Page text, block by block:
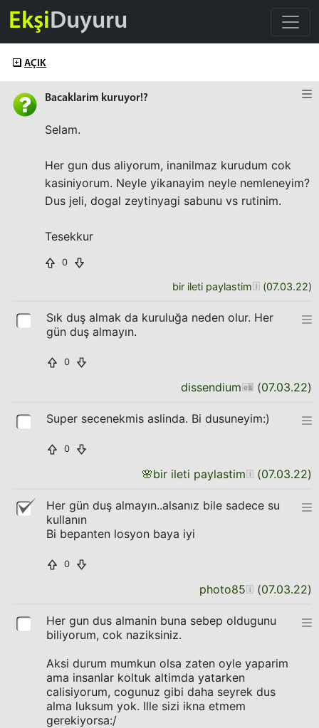
EkşiDuyuru
AÇIK
Bacaklarim kuruyor!?
Selam.
Her gun dus aliyorum, inanilmaz kurudum cok
kasiniyorum. Neyle yikanayim neyle nemleneyim?
Dus jeli, dogal zeytinyagi sabunu vs rutinim.
Tesekkur
0
bir ileti paylastim (07.03.22)
Sık duş almak da kuruluğa neden olur. Her
gün duş almayın.
0
dissendium (07.03.22)
Super secenekmis aslinda. Bi dusuneyim:)
0
🌸bir ileti paylastim (07.03.22)
Her gün duş almayın..alsanız bile sadece su
kullanın
Bi bepanten losyon baya iyi
0
photo85 (07.03.22)
Her gun dus almanin buna sebep oldugunu
biliyorum, cok naziksiniz.
Aksi durum mumkun olsa zaten oyle yaparim
ama insanlar koltuk altimda yatarken
calisiyorum, cogunuz gibi daha seyrek dus
alma luksum yok. Ille sizi ikna etmem
gerekiyorsa:/